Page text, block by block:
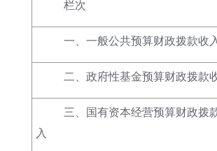
栏次
一、一般公共预算财政拨款收
二、政府性基金预算财政拨款
三、国有资本经营预算财政拨
入